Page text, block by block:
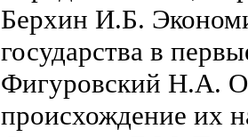
Берхин И.Б.
государства в
Фигуровский Н.А.
происхождение их